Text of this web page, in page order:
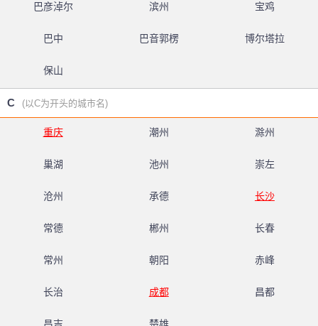
巴彦淖尔 滨州 宝鸡
巴中 巴音郭楞 博尔塔拉
保山
C (以C为开头的城市名)
重庆 潮州 滁州
巢湖 池州 崇左
沧州 承德 长沙
常德 郴州 长春
常州 朝阳 赤峰
长治 成都 昌都